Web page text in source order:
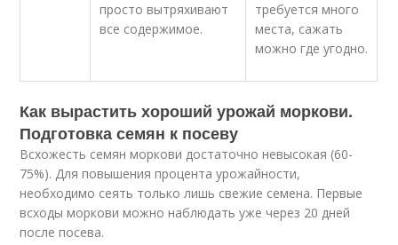
просто вытряхивают
все содержимое.
требуется много
места, сажать
можно где угодно.
Как вырастить хороший урожай моркови.
Подготовка семян к посеву
Всхожесть семян моркови достаточно невысокая (60-
75%). Для повышения процента урожайности,
необходимо сеять только лишь свежие семена. Первые
всходы моркови можно наблюдать уже через 20 дней
после посева.